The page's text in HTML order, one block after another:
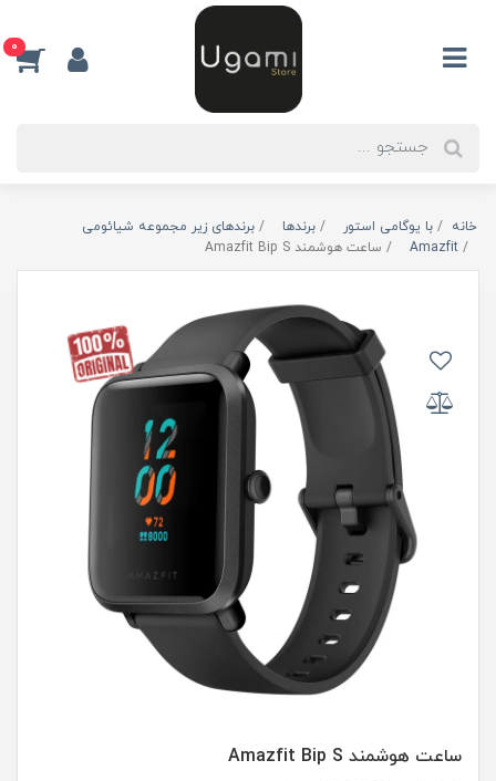
0
خانه با یوگامی استور برندها
برندهای زیر مجموعه شیائومی
Amazfit
ساعت هوشمند Amazfit Bip S
ساعت هوشمند Amazfit Bip S